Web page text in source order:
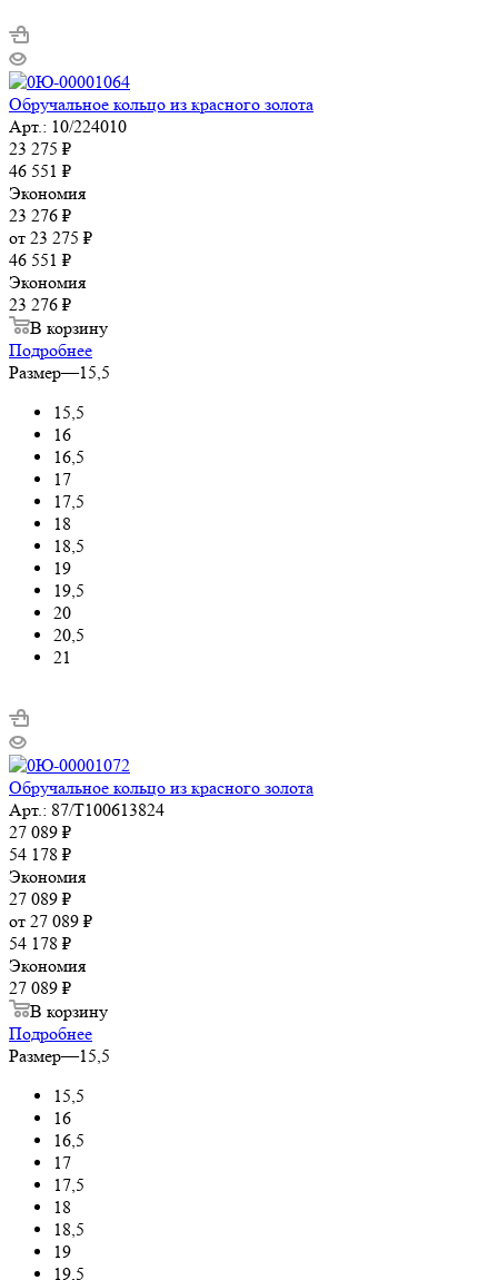
Обручальное кольцо из красного золота
Арт.: 10/224010
23 275 ₽
46 551 ₽
Экономия
23 276 ₽
от 23 275 ₽
46 551 ₽
Экономия
23 276 ₽
В корзину
Подробнее
Размер—15,5
15,5
16
16,5
17
17,5
18
18,5
19
19,5
20
20,5
21
Обручальное кольцо из красного золота
Арт.: 87/Т100613824
27 089 ₽
54 178 ₽
Экономия
27 089 ₽
от 27 089 ₽
54 178 ₽
Экономия
27 089 ₽
В корзину
Подробнее
Размер—15,5
15,5
16
16,5
17
17,5
18
18,5
19
19,5